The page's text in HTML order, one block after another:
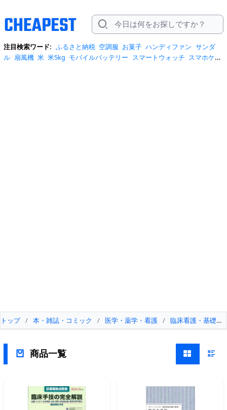
注目検索ワード: ふるさと納税 空調服 お菓子 ハンディファン サンダ
ル 扇風機 米 米5kg モバイルバッテリー スマートウォッチ スマホケー
トップ / 本・雑誌・コミック / 医学・薬学・看護 / 臨床看護・基礎技
商品一覧